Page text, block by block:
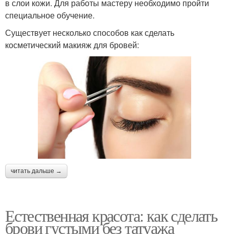
в слои кожи. Для работы мастеру необходимо пройти
специальное обучение.
Существует несколько способов как сделать
косметический макияж для бровей:
читать дальше →
Естественная красота: как сделать
брови густыми без татуажа